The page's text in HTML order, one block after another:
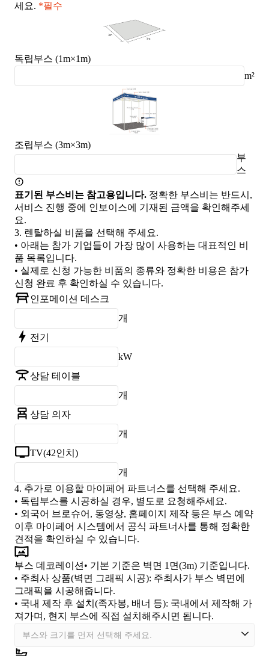
세요. *필수
독립부스 (1m×1m)
m²
조립부스 (3m×3m)
부
스
표기된 부스비는 참고용입니다. 정확한 부스비는 반드시,
서비스 진행 중에 인보이스에 기재된 금액을 확인해주세
요.
3. 렌탈하실 비품을 선택해 주세요.
• 아래는 참가 기업들이 가장 많이 사용하는 대표적인 비
품 목록입니다.
• 실제로 신청 가능한 비품의 종류와 정확한 비용은 참가
신청 완료 후 확인하실 수 있습니다.
인포메이션 데스크
개
전기
kW
상담 테이블
개
상담 의자
개
TV(42인치)
개
4. 추가로 이용할 마이페어 파트너스를 선택해 주세요.
• 독립부스를 시공하실 경우, 별도로 요청해주세요.
• 외국어 브로슈어, 동영상, 홈페이지 제작 등은 부스 예약
이후 마이페어 시스템에서 공식 파트너사를 통해 정확한
견적을 확인하실 수 있습니다.
부스 데코레이션 • 기본 기준은 벽면 1면(3m) 기준입니다.
• 주최사 상품(벽면 그래픽 시공): 주최사가 부스 벽면에
그래픽을 시공해줍니다.
• 국내 제작 후 설치(족자봉, 배너 등): 국내에서 제작해 가
져가며, 현지 부스에 직접 설치해주시면 됩니다.